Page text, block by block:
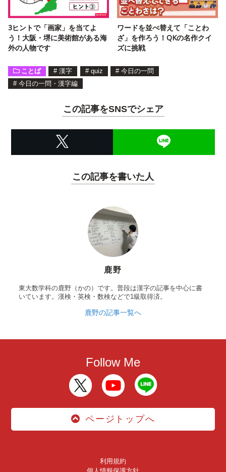
3ヒントで「画家」を当てよ
う！大阪・堺に美術館がある海
外の人物です
ワードを並べ替えて「ことわ
ざ」を作ろう！QKの名作クイ
ズに挑戦
ことば # 漢字 # quiz # 今日の一問
# 今日の一問・漢字編
この記事をSNSでシェア
この記事を書いた人
鹿野
東大数学科の鹿野（かの）です。普段は漢字の記事を中心に書
いています。漢検・英検・数検などで1級取得済。
鹿野の記事一覧へ
Follow Me
ページトップへ
利用規約